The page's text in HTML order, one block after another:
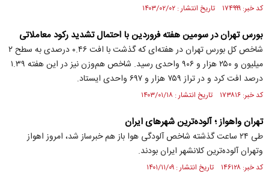
کد خبر: ۱۷۴۹۹۹ تاریخ انتشار : ۱۴۰۳/۰۲/۰۲
بورس تهران در سومین هفته فروردین با احتمال تشدید رکود معاملاتی
شاخص کل بورس تهران در هفته‌ای که گذشت با افت ۰.۴۶ درصدی به سطح ۲
میلیون و ۲۵۰ هزار و ۹۰۶ واحدی رسید. شاخص هم‌وزن نیز در این هفته ۱.۳۹
درصد افت کرد و در تراز ۷۵۹ هزار و ۶۹۷ واحدی ایستاد.
کد خبر: ۱۷۳۸۱۶ تاریخ انتشار : ۱۴۰۳/۰۱/۱۸
تهران واهواز ؛ آلوده‌ترین شهرهای ایران
طی ۲۴ ساعت گذشته شاخص آلودگی هوا باز هم خبرساز شد، امروز اهواز
وتهران آلوده‌ترین کلانشهر ایران بودند.
کد خبر: ۱۴۶۱۲۸ تاریخ انتشار : ۱۴۰۱/۱۱/۰۹